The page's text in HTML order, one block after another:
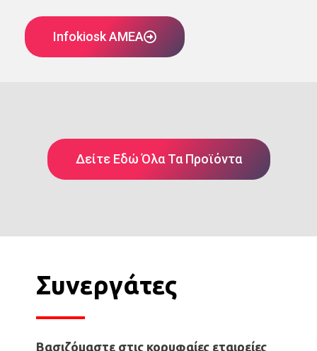
Infokiosk AMEA
Δείτε Εδώ Όλα Τα Προϊόντα
Συνεργάτες
Βασιζόμαστε στις κορυφαίες εταιρείες